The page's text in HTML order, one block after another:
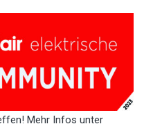
Mehr Infos unter